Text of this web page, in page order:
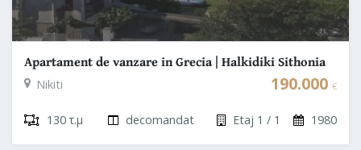
Apartament de vanzare in Grecia | Halkidiki Sithonia
Nikiti 190.000 €
130 τ.μ decomandat Etaj 1 / 1 1980